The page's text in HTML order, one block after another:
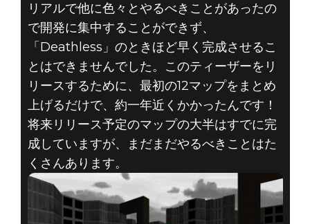
リアルで他に色々とやるべきことがあったの
で開発に集中することができず、
「Deathless」のときほど早く完成させるこ
とはできませんでした。このティーザーをリ
リースするために、最初の12マップをまとめ
上げるだけで、約一年近くかかったんです！
将来リリース予定のマップの大半はすでに完
成していますが、まだまだやるべきことはた
くさんあります。